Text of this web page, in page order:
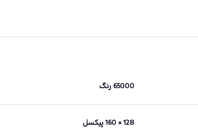
65000 رنگ
128 × 160 پیکسل